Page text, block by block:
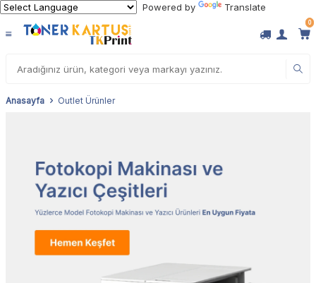
Powered by Translate
0
Anasayfa Outlet Ürünler